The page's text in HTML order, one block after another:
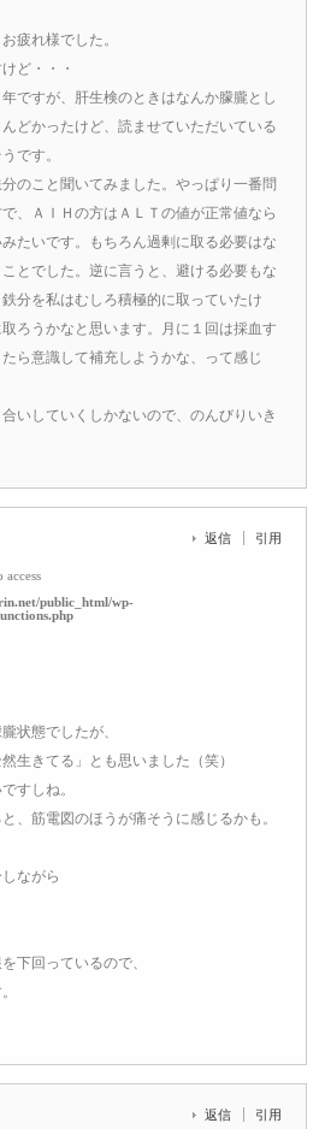
疲れ様でした。
ど・・・
ですが、肝生検のときはなんか朦朧とし
どかったけど、読ませていただいている
です。
のこと聞いてみました。やっぱり一番問
、ＡＩＨの方はＡＬＴの値が正常値なら
たいです。もちろん過剰に取る必要はな
とでした。逆に言うと、避ける必要もな
分を私はむしろ積極的に取っていたけ
ろうかなと思います。月に１回は採血す
ら意識して補充しようかな、って感じ
いしていくしかないので、のんびりいき
access
public_html/wp-
返信 引用
状態でしたが、
生きてる」とも思いました（笑）
すしね。
、筋電図のほうが痛そうに感じるかも。
ながら
下回っているので、
返信 引用